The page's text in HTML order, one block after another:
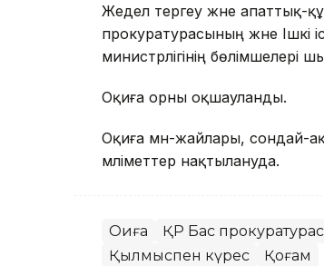
Жедел тергеу және апаттық-
прокуратурасының және Ішкі
министрлігінің бөлімшелері
Оқиға орны оқшауланды.
Оқиға мән-жайлары, сондай-
мәліметтер нақтылануда.
Оқиға ҚР Бас
Қылмыспен күрес
Қоғам